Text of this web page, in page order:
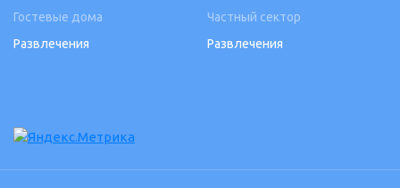
Гостевые дома
Развлечения
Частный сектор
Развлечения